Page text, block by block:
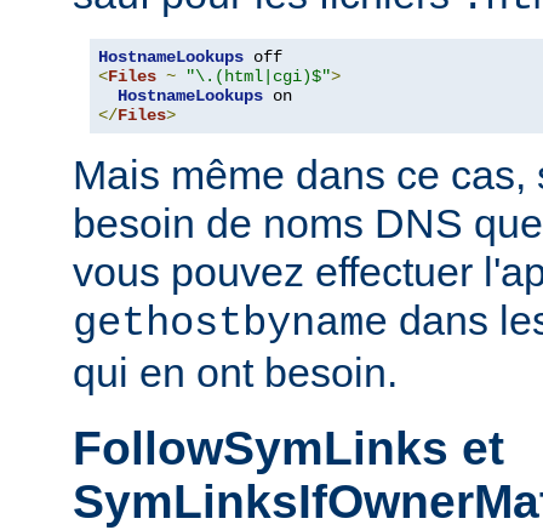
HostnameLookups
<Files ~ "\.(html|cgi)$">
HostnameLookups
</Files>
Mais même dans ce cas,
besoin de noms DNS
vous pouvez effectuer
gethostbyname dans
qui en ont besoin.
FollowSymLinks et